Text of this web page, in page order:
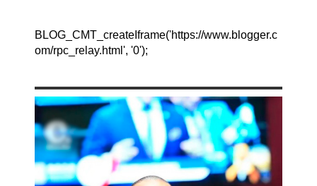
BLOG_CMT_createIframe('https://www.blogger.c
om/rpc_relay.html', '0');